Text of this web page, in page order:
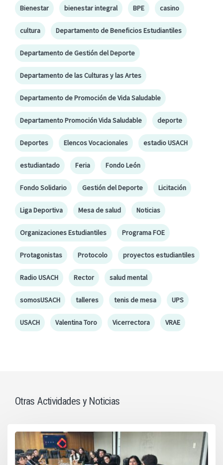
Bienestar bienestar integral BPE casino
cultura Departamento de Beneficios Estudiantiles
Departamento de Gestión del Deporte
Departamento de las Culturas y las Artes
Departamento de Promoción de Vida Saludable
Departamento Promoción Vida Saludable deporte
Deportes Elencos Vocacionales estadio USACH
estudiantado Feria Fondo León
Fondo Solidario Gestión del Deporte Licitación
Liga Deportiva Mesa de salud Noticias
Organizaciones Estudiantiles Programa FOE
Protagonistas Protocolo proyectos estudiantiles
Radio USACH Rector salud mental
somosUSACH talleres tenis de mesa UPS
USACH Valentina Toro Vicerrectora VRAE
Otras Actividades y Noticias